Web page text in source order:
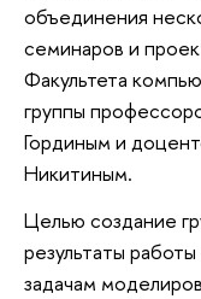
объединения
семинаров и
Факультета
группы
Гординым и
Никитиным.
Целью создание
результаты
задачам